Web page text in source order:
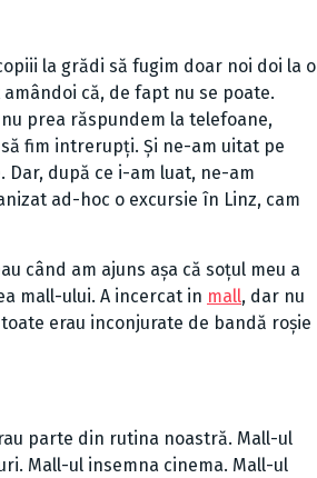
la grădi să fugim doar noi doi la o
că, de fapt nu se poate.
prea răspundem la telefoane,
fim intrerupți. Și ne-am uitat pe
Dar, după ce i-am luat, ne-am
ad-hoc o excursie în Linz, cam
când am ajuns așa că soțul meu a
mall-ului. A incercat in mall, dar nu
erau inconjurate de bandă roșie
parte din rutina noastră. Mall-ul
Mall-ul insemna cinema. Mall-ul